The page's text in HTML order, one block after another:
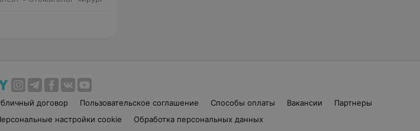
договор Пользовательское соглашение Способы оплаты Вакансии
Партнеры
настройки cookie Обработка персональных данных